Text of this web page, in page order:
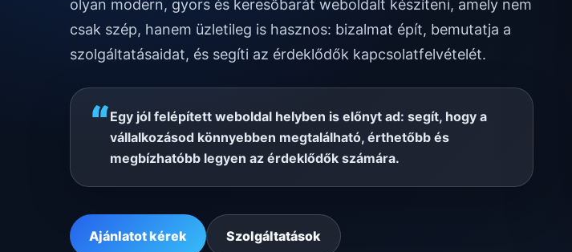
olyan modern, gyors és keresőbarát weboldalt készíteni, amely nem
csak szép, hanem üzletileg is hasznos: bizalmat épít, bemutatja a
szolgáltatásaidat, és segíti az érdeklődők kapcsolatfelvételét.
“Egy jól felépített weboldal helyben is előnyt ad: segít, hogy a
vállalkozásod könnyebben megtalálható, érthetőbb és
megbízhatóbb legyen az érdeklődők számára.
Ajánlatot kérek Szolgáltatások